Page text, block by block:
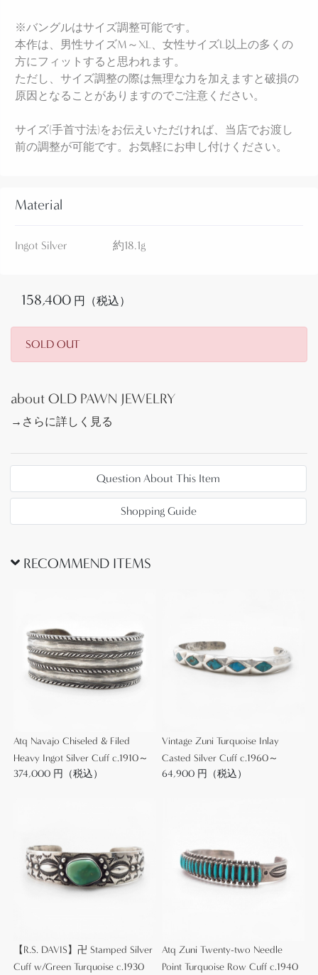
叩きこむ事でトライアングルワイヤー(竜骨型)に成形
しています。
そのハンマーワークによりパウンティング(鍛造)され
ることで、とても硬く重厚に仕上げられ独特な艶感
や細く仕上げられたバンドの見た目よりもずっしり
またそのバンドは既製のトライアングルワイヤーに
ます。
なスタンプワークが刻まれています。
以外にはスタンプ等の装飾が全く施されていないデ
前に作られた可能性が高い事が推測されます。
ナバホ作品と推測されます。
現代においてもナバホのオーセンティックなスタイ
ルの一つとしてトライアングルワイヤーをベースに
した作品は数多く制作されていますが、本作は現在
制作されている作品群のソース/源流となったピー
ス。そのプリミティブな製法は、既製のトライアン
表情や迫力が特別な上質感を生み出しているようで
【Ingot Silver】インゴットシルバー(銀塊)からの成形
は、アンティークインディアンジュエリーにおいて
非常に重要なファクターですが、銀含有率/品位とは
関係なく、ジュエリーの製法技術を表します。
されているシルバープレート(銀板/ゲージ)を加工す
ることでジュエリーとして成形されていますが、イ
ンゴットから成形する製法では一度溶かしたシルバ
最終的にはどちらもプレートやバーの形態になるた
め、大きな差は無いように思われますが、インゴッ
トから成形されたシルバーの肌は、硬くなめらかで
リーの大きな魅力です。
※バングルはサイズ調整可能です。
本作は、男性サイズM～XL、女性サイズL以上の多くの
方にフィットすると思われます。
ただし、サイズ調整の際は無理な力を加えますと破損の
原因となることがありますのでご注意ください。
サイズ(手首寸法)をお伝えいただければ、当店でお渡し
前の調整が可能です。お気軽にお申し付けください。
Material
Ingot Silver 約18.1g
158,400 円（税込）
SOLD OUT
about OLD PAWN JEWELRY
→さらに詳しく見る
Question About This Item
Shopping Guide
RECOMMEND ITEMS
Atq Navajo Chiseled & Filed
Heavy Ingot Silver Cuff c.1910～
374,000 円（税込）
Vintage Zuni Turquoise Inlay
Casted Silver Cuff c.1960～
64,900 円（税込）
【R.S. DAVIS】卍 Stamped Silver
Cuff w/Green Turquoise c.1930
Atq Zuni Twenty-two Needle
Point Turquoise Row Cuff c.1940